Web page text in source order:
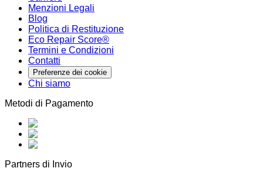
Menzioni Legali
Blog
Politica di Restituzione
Eco Repair Score®
Termini e Condizioni
Contatti
Preferenze dei cookie
Chi siamo
Metodi di Pagamento
Partners di Invio